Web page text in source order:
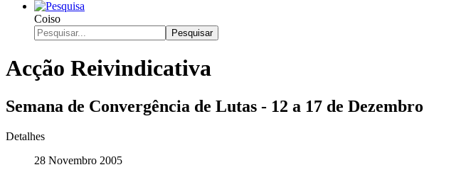
Coiso
Pesquisar
Acção Reivindicativa
Semana de Convergência de Lutas - 12 a 17 de Dezembro
Detalhes
28 Novembro 2005